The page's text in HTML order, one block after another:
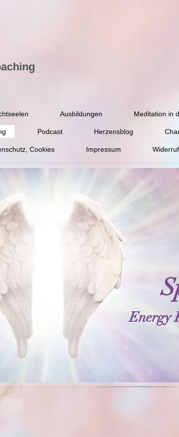
Ausbildungen Meditation in
Podcast Herzensblog
Cookies Impressum
Energy